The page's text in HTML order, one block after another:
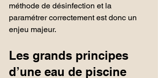
méthode de désinfection et la
paramétrer correctement est donc un
enjeu majeur.
Les grands principes
d’une eau de piscine